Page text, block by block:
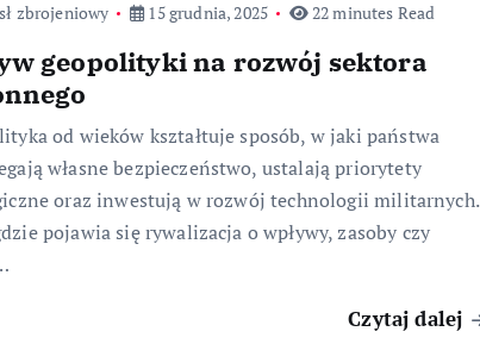
zbrojeniowy 15 grudnia, 2025 22 minutes Read
geopolityki na rozwój sektora
od wieków kształtuje sposób, w jaki państwa
własne bezpieczeństwo, ustalają priorytety
oraz inwestują w rozwój technologii militarnych.
pojawia się rywalizacja o wpływy, zasoby czy
Czytaj dalej